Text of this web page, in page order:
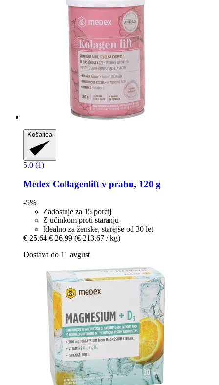
Košarica
5.0 (1)
Medex Collagenlift v prahu, 120 g
-5%
Zadostuje za 15 porcij
Z učinkom proti staranju
Idealno za ženske, starejše od 30 let
€ 25,64 € 26,99 (€ 213,67 / kg)
Dostava do 11 avgust